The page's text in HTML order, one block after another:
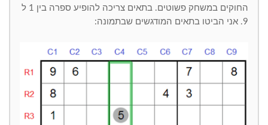
החוקים במשחק פשוטים. בתאים צריכה להופיע ספרה בין 1 ל
9. אני הביטו בתאים המודגשים שבתמונה: